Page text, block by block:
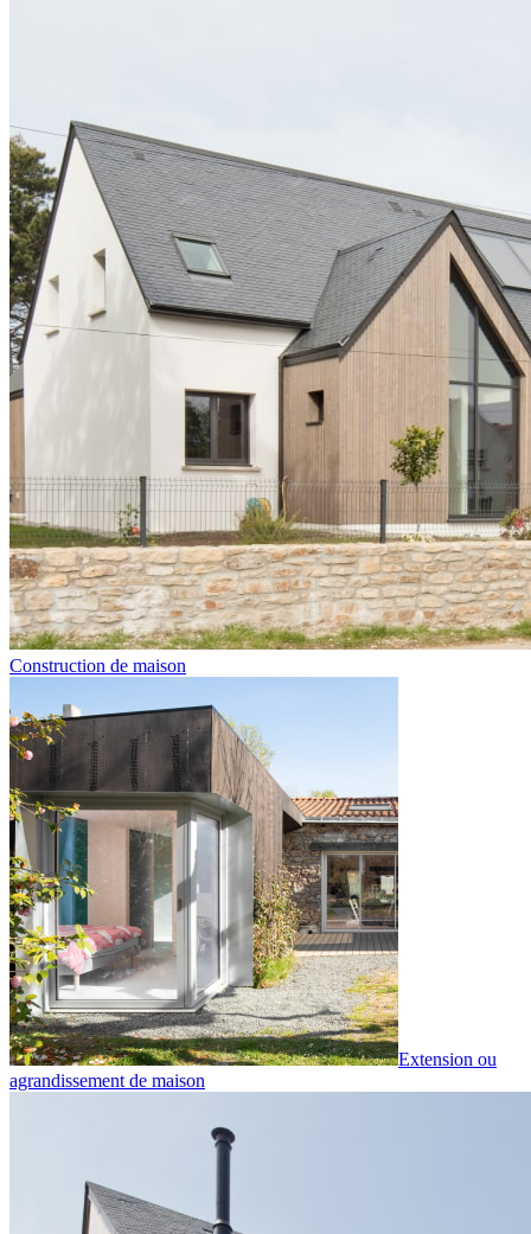
Construction de maison
Extension ou
agrandissement de maison